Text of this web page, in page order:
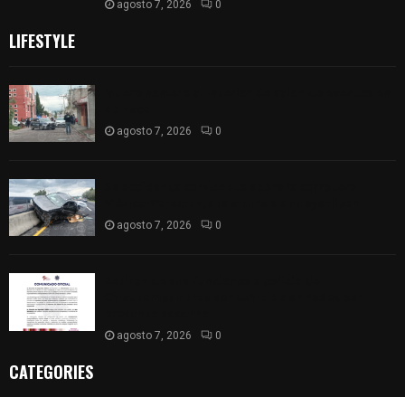
agosto 7, 2026 0
LIFESTYLE
agosto 7, 2026 0
agosto 7, 2026 0
agosto 7, 2026 0
CATEGORIES